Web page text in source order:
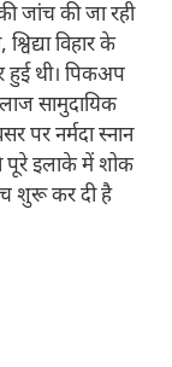
जांच की जा रही
विहार के
हुई थी। पिकअप
सामुदायिक
पर नर्मदा स्नान
पूरे इलाके में शोक
शुरू कर दी है